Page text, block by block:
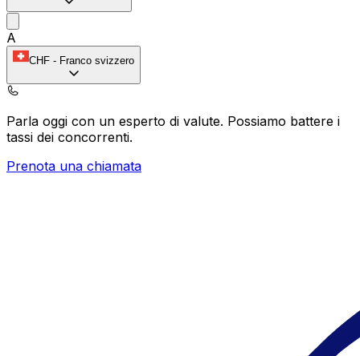
A
CHF - Franco svizzero
Parla oggi con un esperto di valute. Possiamo battere i
tassi dei concorrenti.
Prenota una chiamata